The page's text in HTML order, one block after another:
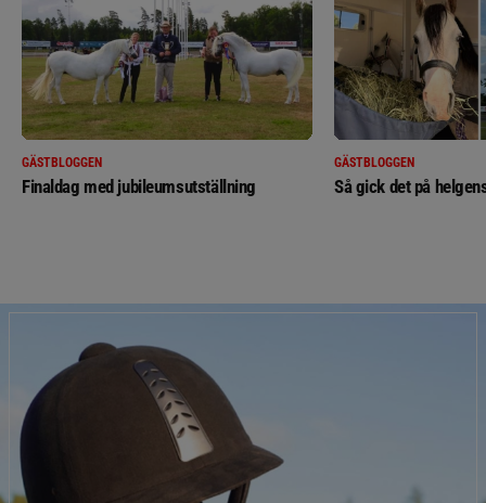
GÄSTBLOGGEN
Finaldag med jubileumsutställning
GÄSTBLOGGEN
Så gick det på